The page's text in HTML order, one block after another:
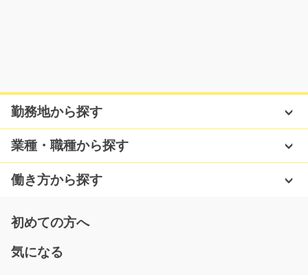
務をお任せします。 …
長期（3ヶ月以上）
時給1,250円
福岡県京都郡苅田町
柔らかいアルミ部品のカンタン成形作業/i01_0039
7
勤務地から探す
業種・職種から探す
働き方から探す
初めての方へ
気になる